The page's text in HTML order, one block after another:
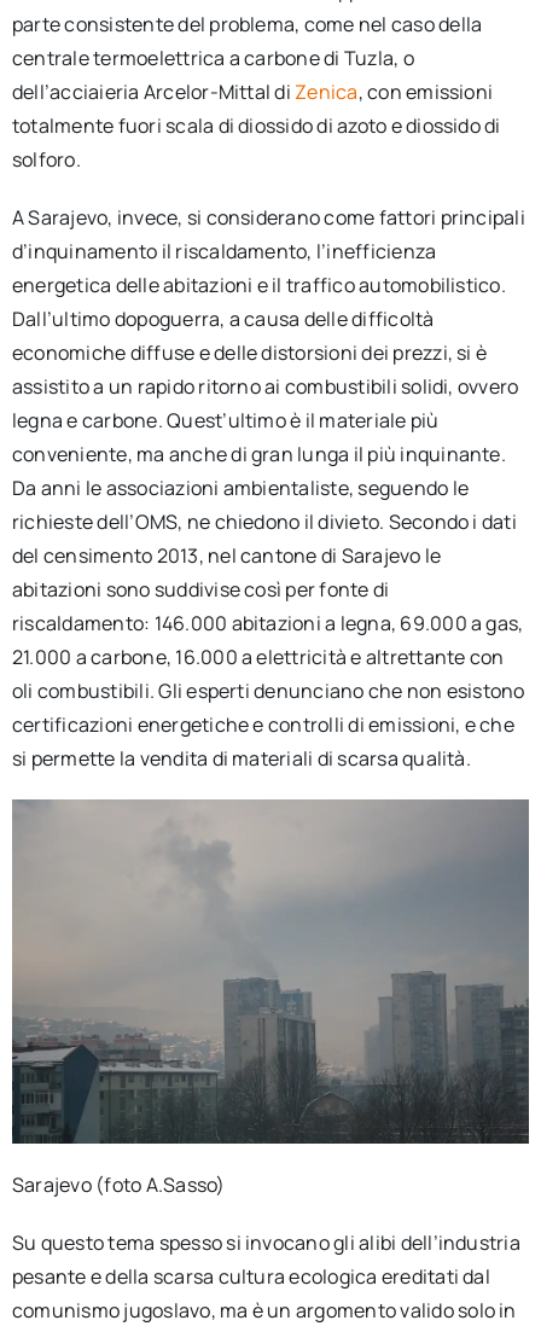
parte consistente del problema, come nel caso della
centrale termoelettrica a carbone di Tuzla, o
dell’acciaieria Arcelor-Mittal di Zenica, con emissioni
totalmente fuori scala di diossido di azoto e diossido di
solforo.
A Sarajevo, invece, si considerano come fattori principali
d’inquinamento il riscaldamento, l’inefficienza
energetica delle abitazioni e il traffico automobilistico.
Dall’ultimo dopoguerra, a causa delle difficoltà
economiche diffuse e delle distorsioni dei prezzi, si è
assistito a un rapido ritorno ai combustibili solidi, ovvero
legna e carbone. Quest’ultimo è il materiale più
conveniente, ma anche di gran lunga il più inquinante.
Da anni le associazioni ambientaliste, seguendo le
richieste dell’OMS, ne chiedono il divieto. Secondo i dati
del censimento 2013, nel cantone di Sarajevo le
abitazioni sono suddivise così per fonte di
riscaldamento: 146.000 abitazioni a legna, 69.000 a gas,
21.000 a carbone, 16.000 a elettricità e altrettante con
oli combustibili. Gli esperti denunciano che non esistono
certificazioni energetiche e controlli di emissioni, e che
si permette la vendita di materiali di scarsa qualità.
Sarajevo (foto A.Sasso)
Su questo tema spesso si invocano gli alibi dell’industria
pesante e della scarsa cultura ecologica ereditati dal
comunismo jugoslavo, ma è un argomento valido solo in